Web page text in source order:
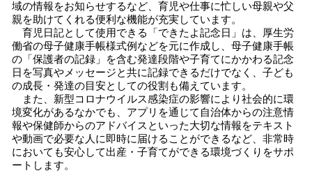
域の情報をお知らせするなど、育児や仕事に忙しい母親や父
親を助けてくれる便利な機能が充実しています。
育児日記として使用できる「できたよ記念日」は、厚生労
働省の母子健康手帳様式例などを元に作成し、母子健康手帳
の「保護者の記録」を含む発達段階や子育てにかかわる記念
日を写真やメッセージと共に記録できるだけでなく、子ども
の成長・発達の目安としての役割も備えています。
また、新型コロナウイルス感染症の影響により社会的に環
境変化があるなかでも、アプリを通じて自治体からの注意情
報や保健師からのアドバイスといった大切な情報をテキスト
や動画で必要な人に即時に届けることができるなど、非常時
においても安心して出産・子育てができる環境づくりをサポ
ートします。